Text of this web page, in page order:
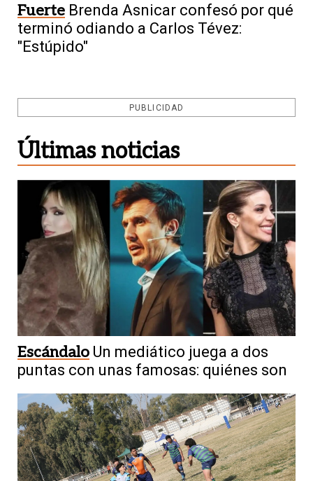
Fuerte Brenda Asnicar confesó por qué
terminó odiando a Carlos Tévez:
"Estúpido"
PUBLICIDAD
Últimas noticias
Escándalo Un mediático juega a dos
puntas con unas famosas: quiénes son